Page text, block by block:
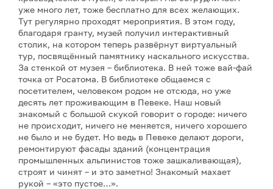
уже много лет, тоже бесплатно для всех желающих.
Тут регулярно проходят мероприятия. В этом году,
благодаря гранту, музей получил интерактивный
столик, на котором теперь развёрнут виртуальный
тур, посвящённый памятнику наскального искусства.
За стенкой от музея – библиотека. В ней тоже вай-фай
точка от Росатома. В библиотеке общаемся с
посетителем, человеком родом не отсюда, но уже
десять лет проживающим в Певеке. Наш новый
знакомый с большой скукой говорит о городе: ничего
не происходит, ничего не меняется, ничего хорошего
не было и не будет. Но ведь в Певеке делают дороги,
ремонтируют фасады зданий (концентрация
промышленных альпинистов тоже зашкаливающая),
строят и чинят – и это заметно! Знакомый махает
рукой – «это пустое…».